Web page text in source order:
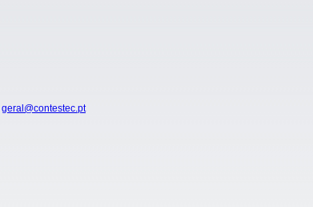
geral@contestec.pt